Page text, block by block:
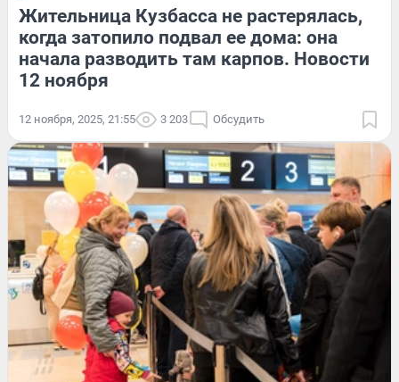
Жительница Кузбасса не растерялась,
когда затопило подвал ее дома: она
начала разводить там карпов. Новости
12 ноября
12 ноября, 2025, 21:55 3 203 Обсудить